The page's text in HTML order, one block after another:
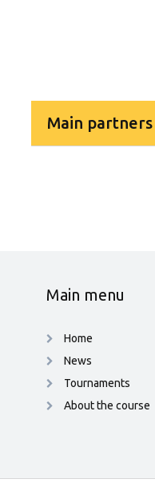
Main partners
Main menu
Home
News
Tournaments
About the course